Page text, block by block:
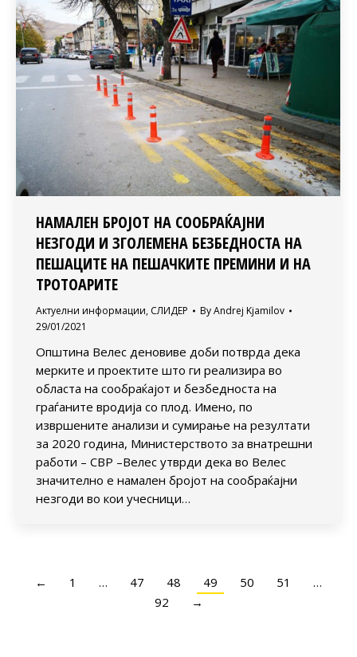
НАМАЛЕН БРОЈОТ НА СООБРАЌАЈНИ
НЕЗГОДИ И ЗГОЛЕМЕНА БЕЗБЕДНОСТА НА
ПЕШАЦИТЕ НА ПЕШАЧКИТЕ ПРЕМИНИ И НА
ТРОТОАРИТЕ
Актуелни информации, СЛИДЕР ByAndrej Kjamilov
29/01/2021
Општина Велес деновиве доби потврда дека
мерките и проектите што ги реализира во
областа на сообраќајот и безбедноста на
граѓаните вродија со плод. Имено, по
извршените анализи и сумирање на резултати
за 2020 година, Министерството за внатрешни
работи – СВР –Велес утврди дека во Велес
значително е намален бројот на сообраќајни
незгоди во кои учесници…
← 1 … 47 48 49 50 51
…
92
→